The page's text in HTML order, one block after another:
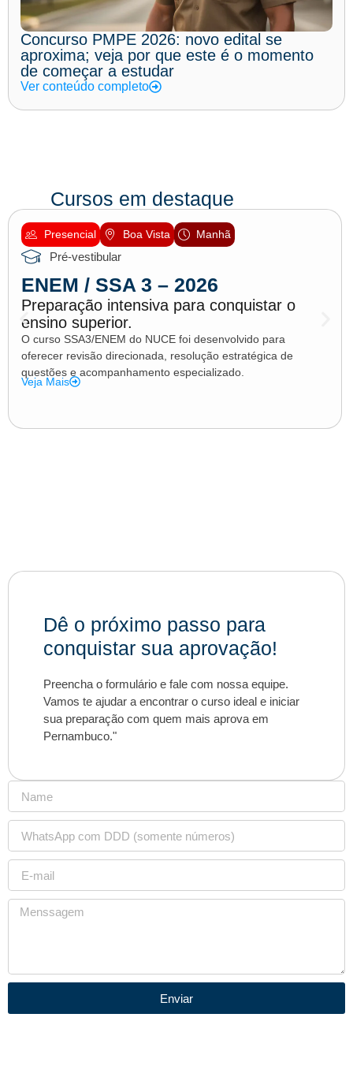
Concurso PMPE 2026: novo edital se
aproxima; veja por que este é o momento
de começar a estudar
Ver conteúdo completo
Cursos em destaque
Presencial Boa Vista Manhã
Pré-vestibular
ENEM / SSA 3 – 2026
Preparação intensiva para conquistar o
ensino superior.
O curso SSA3/ENEM do NUCE foi desenvolvido para
oferecer revisão direcionada, resolução estratégica de
questões e acompanhamento especializado.
Veja Mais
Dê o próximo passo para
conquistar sua aprovação!
Preencha o formulário e fale com nossa equipe.
Vamos te ajudar a encontrar o curso ideal e iniciar
sua preparação com quem mais aprova em
Pernambuco."
Enviar